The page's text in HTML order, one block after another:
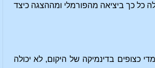
כל כך ביציאה מהפורמלי ומההצגה כיצד
כצופים בדינמיקה של היקום, לא יכולה